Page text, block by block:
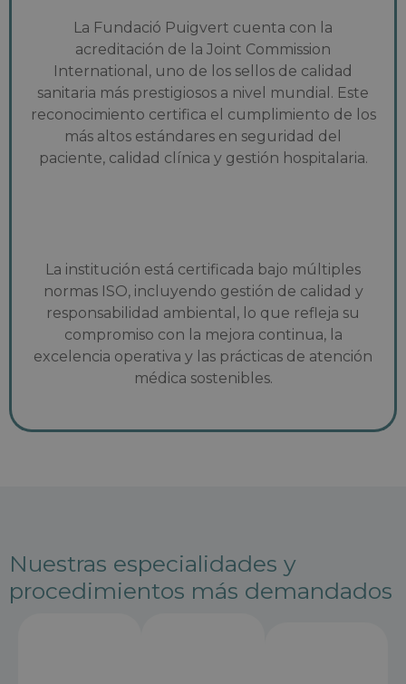
La Fundació Puigvert cuenta con la
acreditación de la Joint Commission
International, uno de los sellos de calidad
sanitaria más prestigiosos a nivel mundial. Este
reconocimiento certifica el cumplimiento de los
más altos estándares en seguridad del
paciente, calidad clínica y gestión hospitalaria.
La institución está certificada bajo múltiples
normas ISO, incluyendo gestión de calidad y
responsabilidad ambiental, lo que refleja su
compromiso con la mejora continua, la
excelencia operativa y las prácticas de atención
médica sostenibles.
Nuestras especialidades y
procedimientos más demandados